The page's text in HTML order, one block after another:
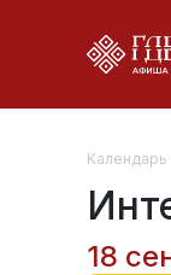
Календарь
18